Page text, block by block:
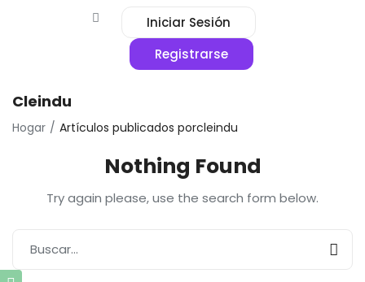
Iniciar Sesión
Registrarse
Cleindu
Hogar Artículos publicados porcleindu
Nothing Found
Try again please, use the search form below.